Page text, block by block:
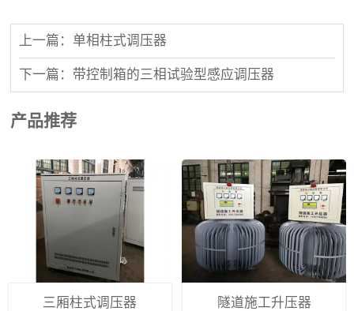
上一篇：单相柱式调压器
下一篇：带控制箱的三相试验型感应调压器
产品推荐
三厢柱式调压器 隧道施工升压器